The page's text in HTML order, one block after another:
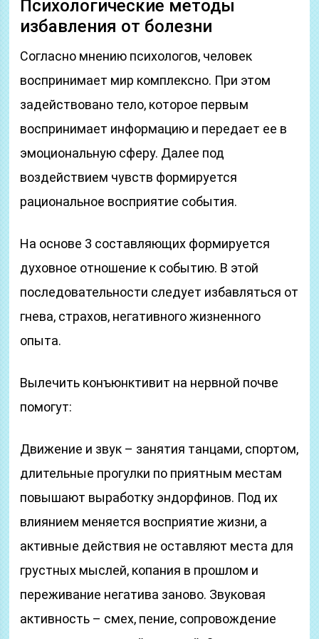
Психологические методы
избавления от болезни
Согласно мнению психологов, человек
воспринимает мир комплексно. При этом
задействовано тело, которое первым
воспринимает информацию и передает ее в
эмоциональную сферу. Далее под
воздействием чувств формируется
рациональное восприятие события.
На основе 3 составляющих формируется
духовное отношение к событию. В этой
последовательности следует избавляться от
гнева, страхов, негативного жизненного
опыта.
Вылечить конъюнктивит на нервной почве
помогут:
Движение и звук – занятия танцами, спортом,
длительные прогулки по приятным местам
повышают выработку эндорфинов. Под их
влиянием меняется восприятие жизни, а
активные действия не оставляют места для
грустных мыслей, копания в прошлом и
переживание негатива заново. Звуковая
активность – смех, пение, сопровождение